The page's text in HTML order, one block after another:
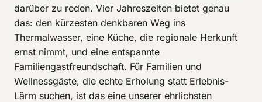
darüber zu reden. Vier Jahreszeiten bietet genau
das: den kürzesten denkbaren Weg ins
Thermalwasser, eine Küche, die regionale Herkunft
ernst nimmt, und eine entspannte
Familiengastfreundschaft. Für Familien und
Wellnessgäste, die echte Erholung statt Erlebnis-
Lärm suchen, ist das eine unserer ehrlichsten